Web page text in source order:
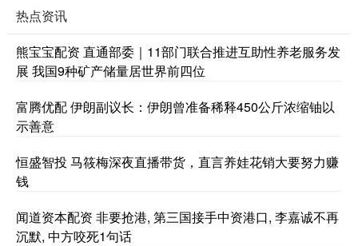
热点资讯
熊宝宝配资 直通部委｜11部门联合推进互助性养老服务发
展 我国9种矿产储量居世界前四位
富腾优配 伊朗副议长：伊朗曾准备稀释450公斤浓缩铀以
示善意
恒盛智投 马筱梅深夜直播带货，直言养娃花销大要努力赚
钱
闻道资本配资 非要抢港, 第三国接手中资港口, 李嘉诚不再
沉默, 中方咬死1句话